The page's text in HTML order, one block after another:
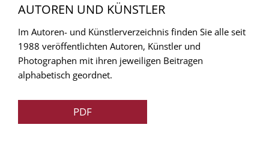
AUTOREN UND KÜNSTLER
Im Autoren- und Künstlerverzeichnis finden Sie alle seit
1988 veröffentlichten Autoren, Künstler und
Photographen mit ihren jeweiligen Beitragen
alphabetisch geordnet.
PDF